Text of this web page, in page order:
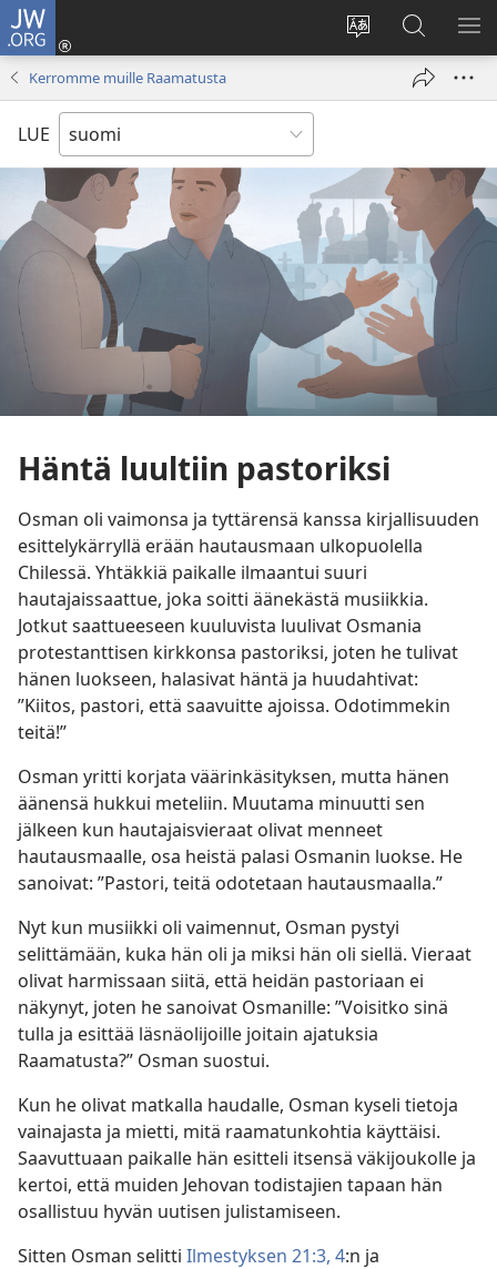
JW.ORG
Vaihda
sivuston
Kirjaudu
(avaa
Hae
JW.ORG-
sivustolta
Kerromme muille Raamatusta
LUE
Häntä luultiin pastoriksi
Osman oli vaimonsa ja tyttärensä kanssa kirjallisuuden
esittelykärryllä erään hautausmaan ulkopuolella
Chilessä. Yhtäkkiä paikalle ilmaantui suuri
hautajaissaattue, joka soitti äänekästä musiikkia.
Jotkut saattueeseen kuuluvista luulivat Osmania
protestanttisen kirkkonsa pastoriksi, joten he tulivat
hänen luokseen, halasivat häntä ja huudahtivat:
”Kiitos, pastori, että saavuitte ajoissa. Odotimmekin
teitä!”
Osman yritti korjata väärinkäsityksen, mutta hänen
äänensä hukkui meteliin. Muutama minuutti sen
jälkeen kun hautajaisvieraat olivat menneet
hautausmaalle, osa heistä palasi Osmanin luokse. He
sanoivat: ”Pastori, teitä odotetaan hautausmaalla.”
Nyt kun musiikki oli vaimennut, Osman pystyi
selittämään, kuka hän oli ja miksi hän oli siellä. Vieraat
olivat harmissaan siitä, että heidän pastoriaan ei
näkynyt, joten he sanoivat Osmanille: ”Voisitko sinä
tulla ja esittää läsnäolijoille joitain ajatuksia
Raamatusta?” Osman suostui.
Kun he olivat matkalla haudalle, Osman kyseli tietoja
vainajasta ja mietti, mitä raamatunkohtia käyttäisi.
Saavuttuaan paikalle hän esitteli itsensä väkijoukolle ja
kertoi, että muiden Jehovan todistajien tapaan hän
osallistuu hyvän uutisen julistamiseen.
Sitten Osman selitti Ilmestyksen 21:3, 4:n ja